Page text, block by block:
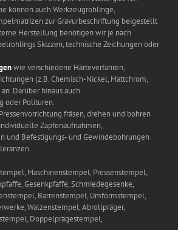
können auch Werkzeugrohlinge,
zur Gravurbeschriftung beigestellt
Herstellung benötigen wir je nach
Skizzen, technische Zeichungen oder
wie verschiedene Härteverfahren,
(z.B. Chemisch-Nickel, Mattchrom,
Darüber hinaus auch
oder Polituren.
fräsen, drehen und bohren
Zapfenaufnahmen,
und Befestigungs- und Gewindebohrungen
Maschinenstempel, Pressenstempel,
Gesenkpfaffe, Schmiedegesenke,
Barrenstempel, Umformstempel,
Walzenstempel, Abrollpräger,
Doppelprägestempel,